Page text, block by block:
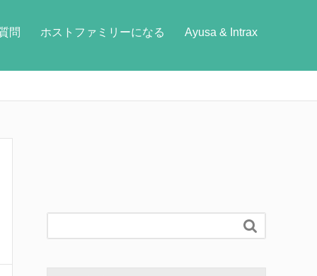
問 ホストファミリーになる Ayusa & Intrax
